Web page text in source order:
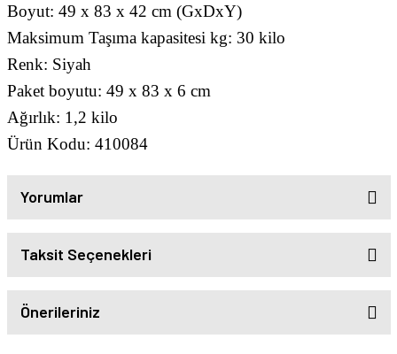
Boyut: 49 x 83 x 42 cm (GxDxY)
Maksimum Taşıma kapasitesi kg: 30 kilo
Renk: Siyah
Paket boyutu: 49 x 83 x 6 cm
Ağırlık: 1,2 kilo
Ürün Kodu: 410084
Yorumlar
Taksit Seçenekleri
Önerileriniz